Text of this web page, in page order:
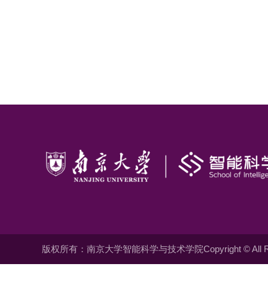
版权所有：南京大学智能科学与技术学院Copyright © All